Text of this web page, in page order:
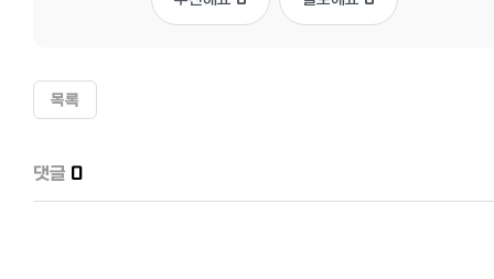
목록
댓글 0